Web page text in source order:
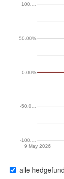
9 May 2026
-100.…
-50.0…
0.00%
50.00%
100.…
alle